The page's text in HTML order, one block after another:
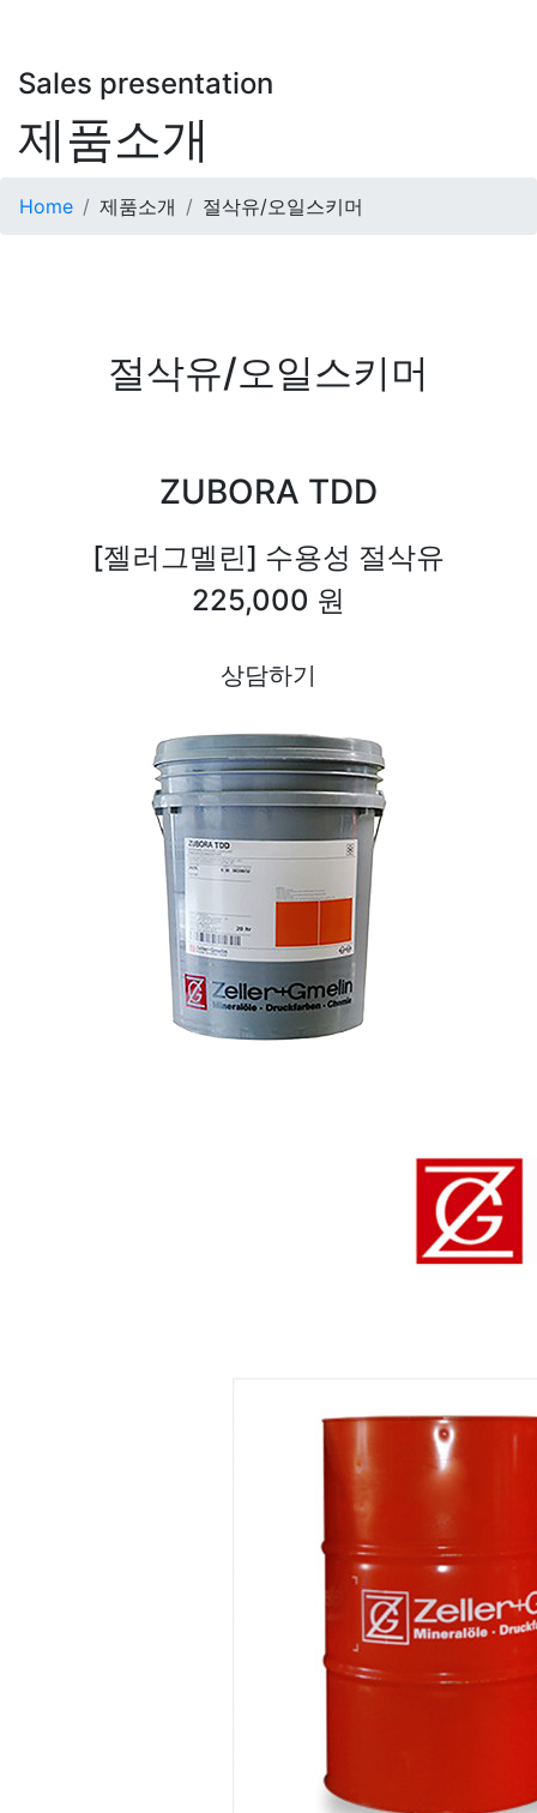
Sales presentation
제품소개
Home 제품소개 절삭유/오일스키머
절삭유/오일스키머
ZUBORA TDD
[젤러그멜린] 수용성 절삭유
225,000 원
상담하기